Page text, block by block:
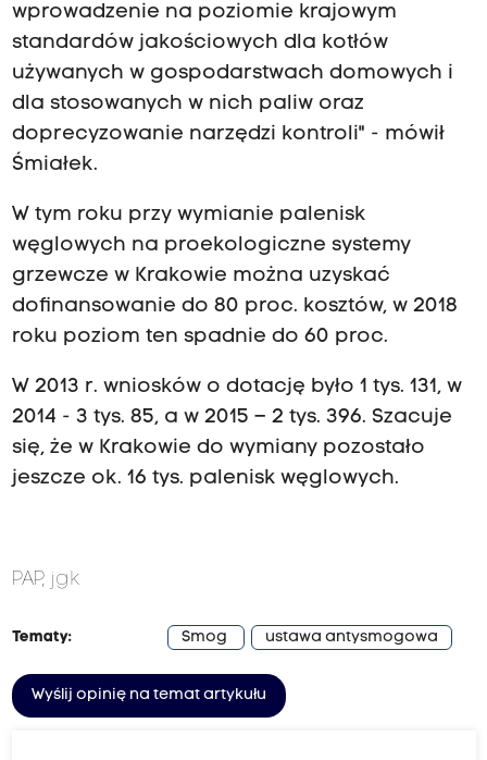
wprowadzenie na poziomie krajowym
standardów jakościowych dla kotłów
używanych w gospodarstwach domowych i
dla stosowanych w nich paliw oraz
doprecyzowanie narzędzi kontroli" - mówił
Śmiałek.
W tym roku przy wymianie palenisk
węglowych na proekologiczne systemy
grzewcze w Krakowie można uzyskać
dofinansowanie do 80 proc. kosztów, w 2018
roku poziom ten spadnie do 60 proc.
W 2013 r. wniosków o dotację było 1 tys. 131, w
2014 - 3 tys. 85, a w 2015 – 2 tys. 396. Szacuje
się, że w Krakowie do wymiany pozostało
jeszcze ok. 16 tys. palenisk węglowych.
PAP, jgk
Tematy: Smog ustawa antysmogowa
Wyślij opinię na temat artykułu